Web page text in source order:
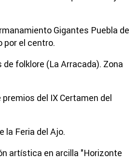
Gigantes Puebla de
por el centro.
de folklore (La Arracada). Zona
premios del IX Certamen del
la Feria del Ajo.
artística en arcilla "Horizonte